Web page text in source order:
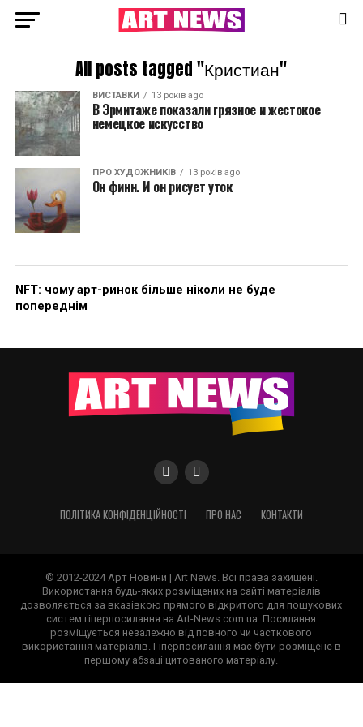
All posts tagged "Кристиан"
ВИСТАВКИ 13 років ago
В Эрмитаже показали грязное и жестокое
немецкое искусство
ПРО ХУДОЖНИКІВ 13 років ago
Он финн. И он рисует уток
NFT: чому арт-ринок більше ніколи не буде
попереднім
ПОЛІТИКА КОНФІДЕНЦІЙНОСТІ ПРО НАС КОНТАКТИ
© 2012-2024 Арт Новини | Art News. Всі права захищені.
Використання будь-яких розміщених на сайті матеріалів
дозволяється за вказівкою прямого відкритого для пошукових
систем гіперпосилання на Art-News.com.ua. Посилання
розміщується незалежно від повного чи часткового
використання матеріалів. Гіперпосилання має бути розміщене в
першому абзаці цитованого матеріалу.